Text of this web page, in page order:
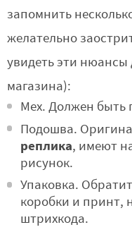
запомнить
желательно
увидеть эти
магазина):
Мех. Должен
Подошва.
реплика, имеют
рисунок.
Упаковка.
коробки и принт,
штрихкода.